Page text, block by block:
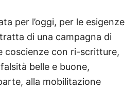
per l’oggi, per le esigenze
di una campagna di
coscienze con ri-scritture,
belle e buone,
alla mobilitazione